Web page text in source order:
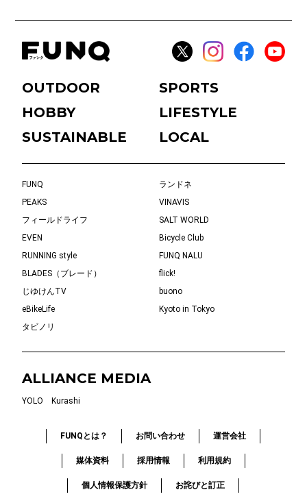
OUTDOOR
SPORTS
HOBBY
LIFESTYLE
SUSTAINABLE
LOCAL
FUNQ
ランドネ
PEAKS
VINAVIS
フィールドライフ
SALT WORLD
EVEN
Bicycle Club
RUNNING style
FUNQ NALU
BLADES（ブレード）
flick!
じゆけんTV
buono
eBikeLife
Kyoto in Tokyo
タビノリ
ALLIANCE MEDIA
YOLO Kurashi
FUNQとは？ お問い合わせ 運営会社
媒体資料 採用情報 利用規約
個人情報保護方針 お詫びと訂正